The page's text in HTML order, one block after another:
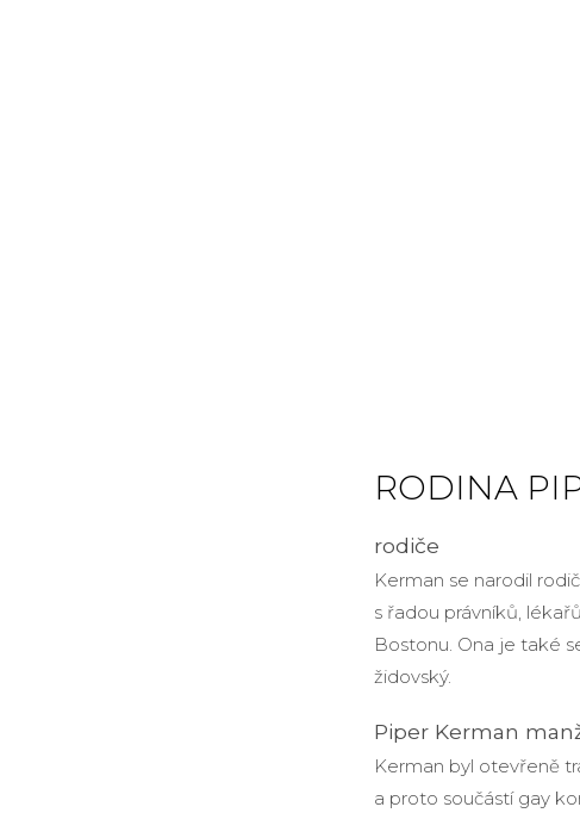
RODINA
rodiče
Kerman se narodil
s řadou právníků,
Bostonu. Ona je také
židovský.
Piper Kerman
Kerman byl otevřeně
a proto součástí gay